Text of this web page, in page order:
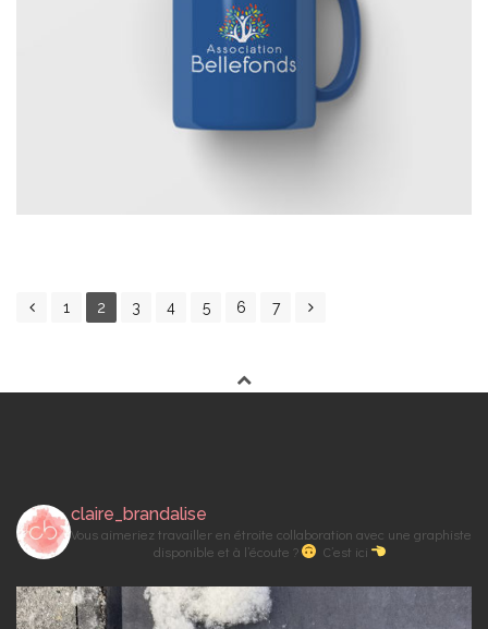
T
I
G
A
T
1 2 3 4 5 6 7
claire_brandalise
Vous aimeriez travailler en étroite collaboration avec une graphiste
disponible et à l’écoute ?
C’est ici